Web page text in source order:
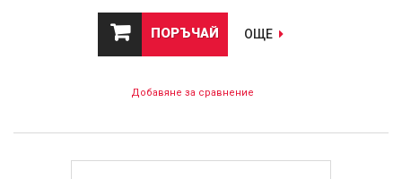
ПОРЪЧАЙ ОЩЕ
Добавяне за сравнение